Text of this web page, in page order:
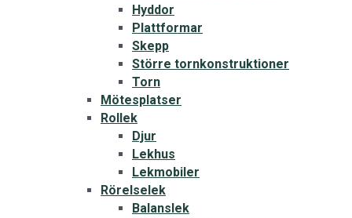
Hyddor
Plattformar
Skepp
Större tornkonstruktioner
Torn
Mötesplatser
Rollek
Djur
Lekhus
Lekmobiler
Rörelselek
Balanslek